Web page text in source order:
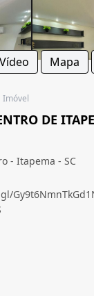
Vídeo Mapa
Imóvel
DE
- Itapema - SC